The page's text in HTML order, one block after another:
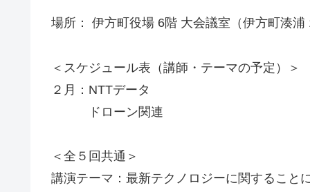
場所： 伊方町役場 6階 大会議室（伊方町湊浦
＜スケジュール表（講師・テーマの予定）＞
２月：NTTデータ
ドローン関連
＜全５回共通＞
講演テーマ：最新テクノロジーに関すること